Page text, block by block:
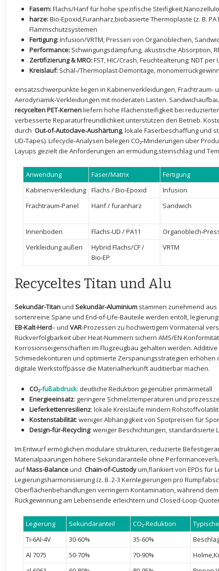
Fasern:Flachs/Hanf ‌für hohe spezifische
harze:Bio‑Epoxid,Furanharz,biobasierte Thermoplaste⁢ (z. B.
Flammschutzsystemen
Fertigung:Infusion/VRTM, Pressen von Organoblechen,
Performance: ⁣Schwingungsdämpfung, akustische ⁤Absorption,
Zertifizierung & MRO:FST, HIC/Crash, ‍Feuchtealterung; NDT
Kreislauf: Schäl‑/Thermoplast‑Demontage,​
einsatzschwerpunkte liegen in Kabinenverkleidungen, Frachtraum‑
Aerodynamik‑Verkleidungen mit moderaten ‌Lasten.
recycelten ⁣PET‑Kernenliefern hohe Flächensteifigkeit bei⁢
verbesserte Reparaturfreundlichkeit unterstützen den Betrieb.⁢
durch ​ Out‑of‑Autoclave‑Aushärtung, lokale Faserbeschaffung und⁤
UD‑Tapes). Lifecycle‑Analysen ⁤belegen CO₂‑Minderungen über
Layups gezielt ⁤die Anforderungen⁣ an ermüdung,steinschlag und
Anwendung Faser/Matrix
Fertigung
Kabinenverkleidung
Flachs / Bio‑Epoxid
Infusion
Frachtraum‑Panel
Hanf / furanharz Sandwich
Innenboden Flachs‑UD / PA11
Verkleidung⁢ außen
Hybrid Flachs/CF /
Bio‑EP
VRTM
Recyceltes Titan und Alu
Sekundär-Titanund Sekundär-Aluminium stammen ‍zunehmend
sortenreine Späne und‌ End-of-Life-Bauteile werden ⁤entölt,
EB-Kalt-Herd– und⁢ VAR-Prozessen zu hochwertigem Vormaterial
Rückverfolgbarkeit über Heat-Nummern‍ sichern AMS/EN-
Korrosionseigenschaften im Flugzeugbau gehalten ⁤werden.
Schmiedekonturen und optimierte Zerspanungsstrategien​ erhöhen
digitale Werkstoffpässe die Materialherkunft auditierbar ⁢machen.
CO₂-fußabdruck: deutliche Reduktion⁣ gegenüber⁣ primärmetall
Energieeinsatz:⁣ geringere Schmelztemperaturen⁢ und​
Lieferkettenresilienz: ‍lokale Kreisläufe mindern
Kostenstabilität: weniger ⁣Abhängigkeit von Spotpreisen für
Design-für-Recycling: ‌weniger Beschichtungen, standardisierte
Im Entwurf ermöglichen modulare‍ strukturen, reduzierte
Materialpaarungen höhere​ Sekundäranteile ohne
aufMass-Balanceund ⁤ Chain-of-Custodyum,flankiert ​von EPDs für
Legierungsharmonisierung ‌(z. B. ⁢2-3 Kernlegierungen ⁣pro
Oberflächenbehandlungen verringern ⁢Kontamination, während
⁢Rückgewinnung⁤ am Lebensende erleichtern⁤ und⁣ Closed-Loop-
Legierung Sekundäranteil CO₂-Reduktion
Ti‑6Al‑4V
30-60% 35-60%
Al ⁤7075
50-70% 70-90%